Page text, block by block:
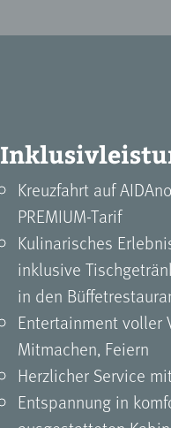
Kreuzfahrt auf
PREMIUM-Tarif
Kulinarisches
inklusive
in den
Entertainment voller
Mitmachen, Feiern
Herzlicher Service
Entspannung in